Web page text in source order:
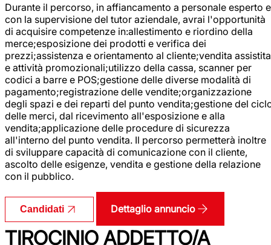
Durante il percorso, in affiancamento a personale esperto e
con la supervisione del tutor aziendale, avrai l'opportunità
di acquisire competenze in:allestimento e riordino della
merce;esposizione dei prodotti e verifica dei
prezzi;assistenza e orientamento al cliente;vendita assistita
e attività promozionali;utilizzo della cassa, scanner per
codici a barre e POS;gestione delle diverse modalità di
pagamento;registrazione delle vendite;organizzazione
degli spazi e dei reparti del punto vendita;gestione del
delle merci, dal ricevimento all'esposizione e alla
vendita;applicazione delle procedure di sicurezza
all'interno del punto vendita. Il percorso permetterà inoltre
di sviluppare capacità di comunicazione con il cliente,
ascolto delle esigenze, vendita e gestione della relazione
con il pubblico.
Candidati Dettaglio annuncio
TIROCINIO ADDETTO/A